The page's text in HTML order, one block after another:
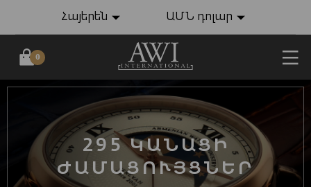
Հայերեն ԱՄՆ դոլար
0
295 ԿԱՆԱՑԻ
ԺԱՄԱՑՈՒՅՑՆԵՐ